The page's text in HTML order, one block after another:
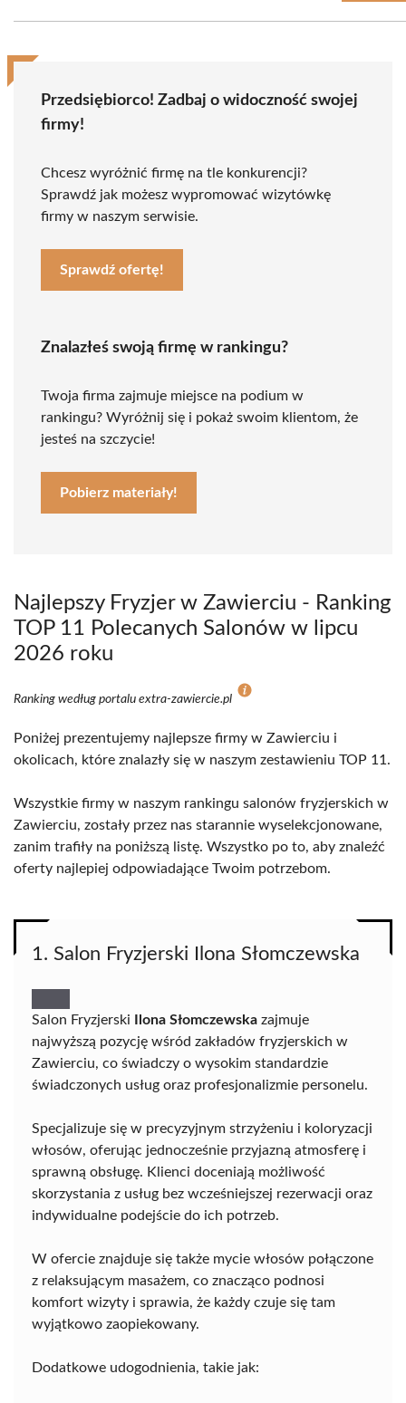
Przedsiębiorco! Zadbaj o widoczność swojej
firmy!
Chcesz wyróżnić firmę na tle konkurencji?
Sprawdź jak możesz wypromować wizytówkę
firmy w naszym serwisie.
Sprawdź ofertę!
Znalazłeś swoją firmę w rankingu?
Twoja firma zajmuje miejsce na podium w
rankingu? Wyróżnij się i pokaż swoim klientom, że
jesteś na szczycie!
Pobierz materiały!
Najlepszy Fryzjer w Zawierciu - Ranking
TOP 11 Polecanych Salonów w lipcu
2026 roku
Ranking według portalu extra-zawiercie.pl
Poniżej prezentujemy najlepsze firmy w Zawierciu i
okolicach, które znalazły się w naszym zestawieniu TOP 11.
Wszystkie firmy w naszym rankingu salonów fryzjerskich w
Zawierciu, zostały przez nas starannie wyselekcjonowane,
zanim trafiły na poniższą listę. Wszystko po to, aby znaleźć
oferty najlepiej odpowiadające Twoim potrzebom.
1. Salon Fryzjerski Ilona Słomczewska
Salon Fryzjerski Ilona Słomczewska zajmuje
najwyższą pozycję wśród zakładów fryzjerskich w
Zawierciu, co świadczy o wysokim standardzie
świadczonych usług oraz profesjonalizmie personelu.
Specjalizuje się w precyzyjnym strzyżeniu i koloryzacji
włosów, oferując jednocześnie przyjazną atmosferę i
sprawną obsługę. Klienci doceniają możliwość
skorzystania z usług bez wcześniejszej rezerwacji oraz
indywidualne podejście do ich potrzeb.
W ofercie znajduje się także mycie włosów połączone
z relaksującym masażem, co znacząco podnosi
komfort wizyty i sprawia, że każdy czuje się tam
wyjątkowo zaopiekowany.
Dodatkowe udogodnienia, takie jak: